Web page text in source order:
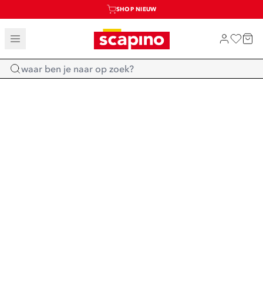
TOT 70% KORTING OP SALE
SALE: LAATSTE KANS!
SHOP NIEUW
Home